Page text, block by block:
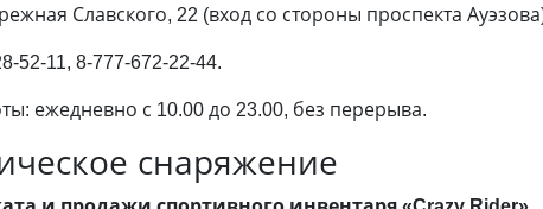
Славского, 22 (вход со стороны проспекта
52-11, 8-777-672-22-44.
ежедневно с 10.00 до 23.00, без перерыва.
снаряжение